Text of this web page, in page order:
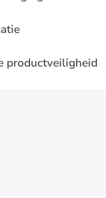
productveiligheid